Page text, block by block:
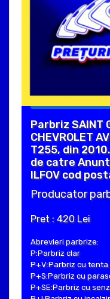
Parbriz SAINT
CHEVROLET
T255, din
de catre
ILFOV cod
Producator
Pret : 420 Lei
Abrevieri parbrize:
P:Parbriz clar
P+V:Parbriz cu tenta
P+S:Parbriz cu
P+SE:Parbriz cu